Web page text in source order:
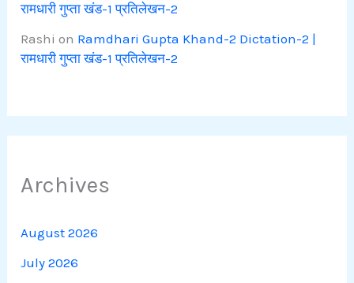
रामधारी गुप्ता खंड-1 प्रतिलेखन-2
Rashi on Ramdhari Gupta Khand-2 Dictation-2 |
रामधारी गुप्ता खंड-1 प्रतिलेखन-2
Archives
August 2026
July 2026